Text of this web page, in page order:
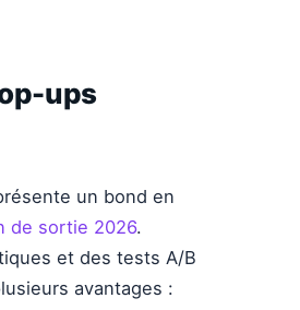
ups
un bond en
de sortie 2026.
et des tests A/B
avantages :